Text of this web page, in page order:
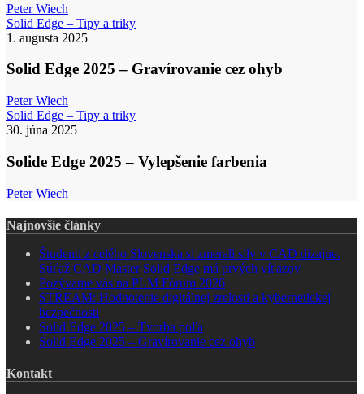
Peter Wiech
Solid Edge – Tipy a trikySolid
–
ohyb
1. augusta 2025
Solid Edge 2025 – Gravírovanie cez ohyb
Peter Wiech
Solid Edge – Tipy a trikySolide
–
Vylepšenie
30. júna 2025
Solide Edge 2025 – Vylepšenie farbenia
Peter Wiech
Najnovšie články
Študenti z celého Slovenska si zmerali sily v CAD dizajne.
Súťaž CAD Master Solid Edge má prvých víťazov
Pozývame vás na PLM Fórum 2026
STREAM: Hodnotenie digitálnej zrelosti a kybernetickej
bezpečnosti
Solid Edge 2025 – Tvorba poľa
Solid Edge 2025 – Gravírovanie cez ohyb
Kontakt